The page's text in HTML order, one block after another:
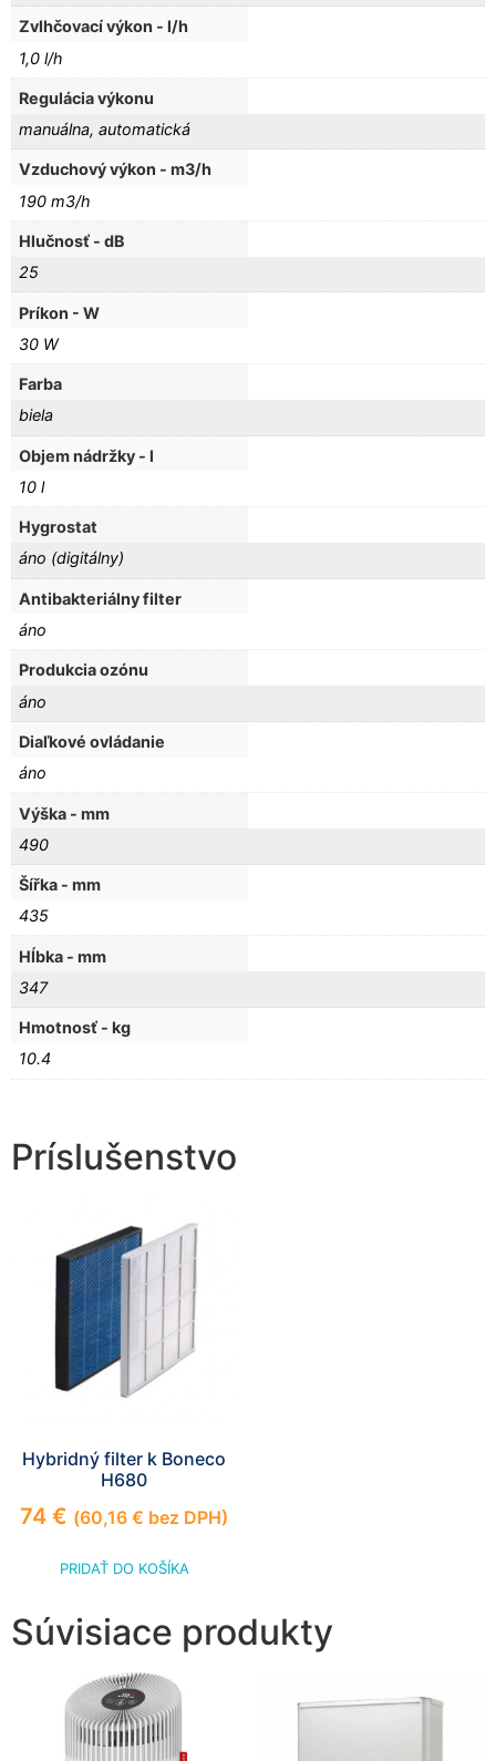
Zvlhčovací výkon - l/h
1,0 l/h
Regulácia výkonu
manuálna, automatická
Vzduchový výkon - m3/h
190 m3/h
Hlučnosť - dB
25
Príkon - W
30 W
Farba
biela
Objem nádržky - l
10 l
Hygrostat
áno (digitálny)
Antibakteriálny filter
áno
Produkcia ozónu
áno
Diaľkové ovládanie
áno
Výška - mm
490
Šířka - mm
435
Hĺbka - mm
347
Hmotnosť - kg
10.4
Príslušenstvo
Hybridný filter k Boneco
H680
74 € (60,16 € bez DPH)
PRIDAŤ DO KOŠÍKA
Súvisiace produkty